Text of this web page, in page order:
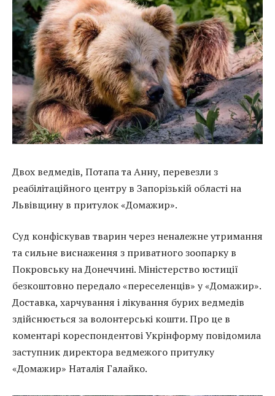
Двох ведмедів, Потапа та Анну, перевезли з
реабілітаційного центру в Запорізькій області на
Львівщину в притулок «Домажир».
Суд конфіскував тварин через неналежне утримання
та сильне виснаження з приватного зоопарку в
Покровську на Донеччині. Міністерство юстиції
безкоштовно передало «переселенців» у «Домажир».
Доставка, харчування і лікування бурих ведмедів
здійснюється за волонтерські кошти. Про це в
коментарі кореспондентові Укрінформу повідомила
заступник директора ведмежого притулку
«Домажир» Наталія Галайко.